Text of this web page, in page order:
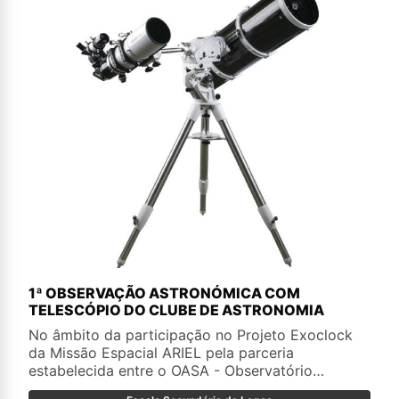
1ª OBSERVAÇÃO ASTRONÓMICA COM
TELESCÓPIO DO CLUBE DE ASTRONOMIA
No âmbito da participação no Projeto Exoclock
da Missão Espacial ARIEL pela parceria
estabelecida entre o OASA - Observatório
Astronómico de Santana, Açores e o Clube de